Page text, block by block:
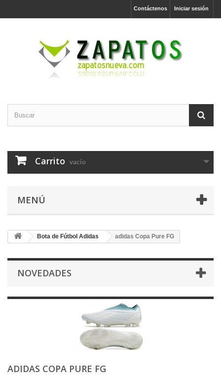
Iniciar sesión
Contáctenos
Carrito vacío
MENÚ
Bota de Fútbol Adidas adidas Copa Pure FG
NOVEDADES
ADIDAS COPA PURE FG